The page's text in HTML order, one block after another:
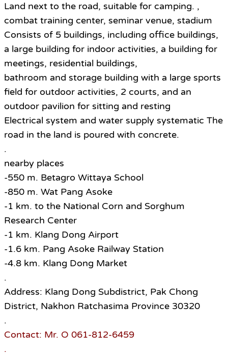
Land next to the road, suitable for camping. ,
combat training center, seminar venue, stadium
Consists of 5 buildings, including office buildings,
a large building for indoor activities, a building for
meetings, residential buildings,
bathroom and storage building with a large sports
field for outdoor activities, 2 courts, and an
outdoor pavilion for sitting and resting
Electrical system and water supply systematic The
road in the land is poured with concrete.
.
nearby places
-550 m. Betagro Wittaya School
-850 m. Wat Pang Asoke
-1 km. to the National Corn and Sorghum
Research Center
-1 km. Klang Dong Airport
-1.6 km. Pang Asoke Railway Station
-4.8 km. Klang Dong Market
.
Address: Klang Dong Subdistrict, Pak Chong
District, Nakhon Ratchasima Province 30320
.
Contact: Mr. O 061-812-6459
.